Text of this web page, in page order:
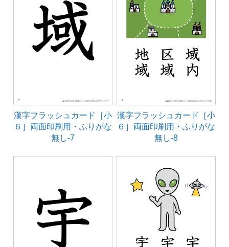
漢字フラッシュカード［小
６］両面印刷用・ふりがな
無し-7
漢字フラッシュカード［小
６］両面印刷用・ふりがな
無し-8